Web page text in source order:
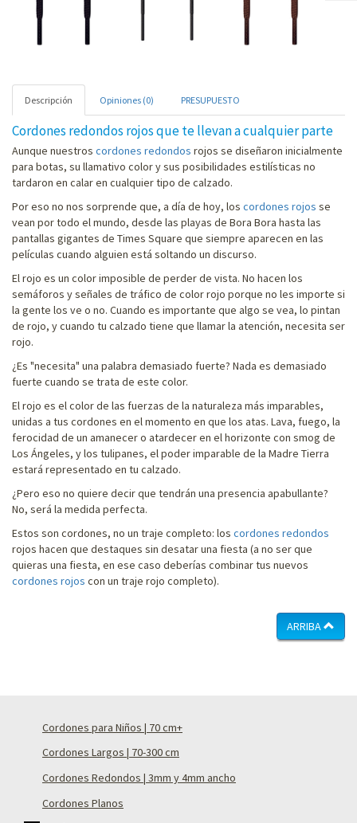
Descripción Opiniones (0) PRESUPUESTO
Cordones redondos rojos que te llevan a cualquier parte
Aunque nuestros cordones redondos rojos se diseñaron inicialmente
para botas, su llamativo color y sus posibilidades estilísticas no
tardaron en calar en cualquier tipo de calzado.
Por eso no nos sorprende que, a día de hoy, los cordones rojos se
vean por todo el mundo, desde las playas de Bora Bora hasta las
pantallas gigantes de Times Square que siempre aparecen en las
películas cuando alguien está soltando un discurso.
El rojo es un color imposible de perder de vista. No hacen los
semáforos y señales de tráfico de color rojo porque no les importe si
la gente los ve o no. Cuando es importante que algo se vea, lo pintan
de rojo, y cuando tu calzado tiene que llamar la atención, necesita ser
rojo.
¿Es "necesita" una palabra demasiado fuerte? Nada es demasiado
fuerte cuando se trata de este color.
El rojo es el color de las fuerzas de la naturaleza más imparables,
unidas a tus cordones en el momento en que los atas. Lava, fuego, la
ferocidad de un amanecer o atardecer en el horizonte con smog de
Los Ángeles, y los tulipanes, el poder imparable de la Madre Tierra
estará representado en tu calzado.
¿Pero eso no quiere decir que tendrán una presencia apabullante?
No, será la medida perfecta.
Estos son cordones, no un traje completo: los cordones redondos
rojos hacen que destaques sin desatar una fiesta (a no ser que
quieras una fiesta, en ese caso deberías combinar tus nuevos
cordones rojos con un traje rojo completo).
ARRIBA
Cordones para Niños | 70 cm+
Cordones Largos | 70-300 cm
Cordones Redondos | 3mm y 4mm ancho
Cordones Planos